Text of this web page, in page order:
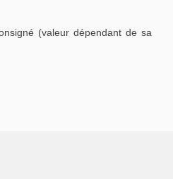
(valeur dépendant de sa